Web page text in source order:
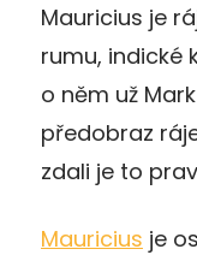
Mauricius je
rumu, indické
o něm už
předobraz
zdali je to
Mauricius je